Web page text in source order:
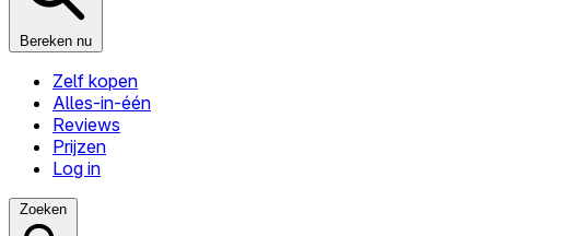
Bereken nu
Zelf kopen
Alles-in-één
Reviews
Prijzen
Log in
Zoeken